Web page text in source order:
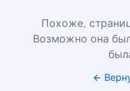
Похоже,
Возможно она